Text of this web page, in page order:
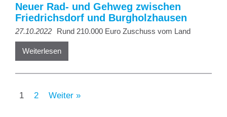
Neuer Rad- und Gehweg zwischen
Friedrichsdorf und Burgholzhausen
27.10.2022 Rund 210.000 Euro Zuschuss vom Land
Weiterlesen
1 2 Weiter »